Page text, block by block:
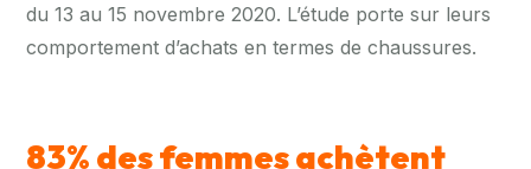
du 13 au 15 novembre 2020. L’étude porte sur leurs
comportement d’achats en termes de chaussures.
83% desfemmesachètent